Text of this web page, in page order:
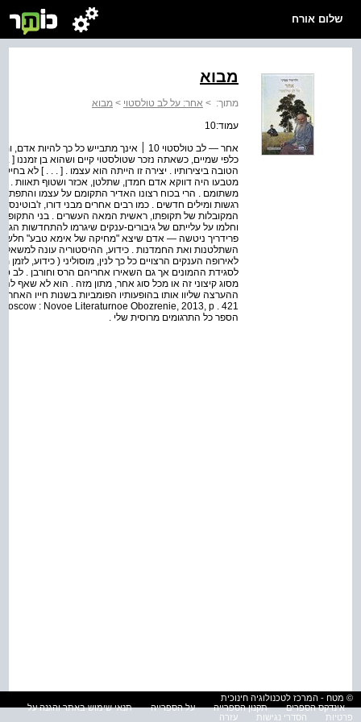
שלום אורח
מבוא
מתוך: > אחר: על לב טולסטוי > מבוא
עמוד:10
אחר — לב טולסטוי 10 ׀ אינך מתבייש כל כך
כלפי שמיים, כשאתה נזכר שטולסטוי קיים ושהוא בן זמננו [
הטובה ביצירותיו . יצירה זו הייתה הוא עצמו . [ . . . ] לא
מטבעו היה דווקא אדם חמדן, שתלטן, אכזר ושטוף תאוות .
רגשות ומילים חדשים . כמו רבים אחרים מבני דורו,
המקובלות של תקופתו, ראשית המאה העשרים . בני
וחלמו על עלייתם של גיבורים-ענקים שיגרמו להתחדשות
פרידריך ניטשה — אדם שיצא "מחיקה של אימא טבע" חלש
השתלטנות ואת החמדנות . כידוע, ההיסטוריה עונה
לאירופה הענקים הרצויים כל כך לנין, מוסוליני ( כידוע,
לסגידת ההמונים אך גם השאירו אחריהם הרס וחורבן . לב
מסוג קיצוני זה או מכל סוג אחר, מתון מזה . הוא לא שאף
הספר כל התרגומים מרוסית שלי .
© מטח - המרכז לטכנולוגיה חינוכית
אינדקס הספרים
תקנון הספרייה על הספרייה
תנאי שימוש באתר והגנה על
פרטיות
הסדרי נגישות עזרה